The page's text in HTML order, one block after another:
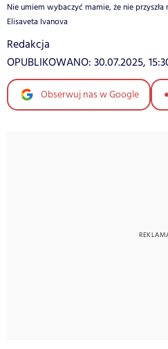
Nie umiem wybaczyć mamie, że nie
Elisaveta Ivanova
Redakcja
OPUBLIKOWANO: 30.07.2025,
Obserwuj nas w Google